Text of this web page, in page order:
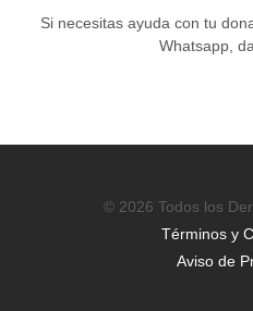
Si necesitas ayuda con tu
Whatsapp,
© 2026 Todos los
Términos y
Aviso de